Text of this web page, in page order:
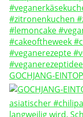
GOCHJANG-